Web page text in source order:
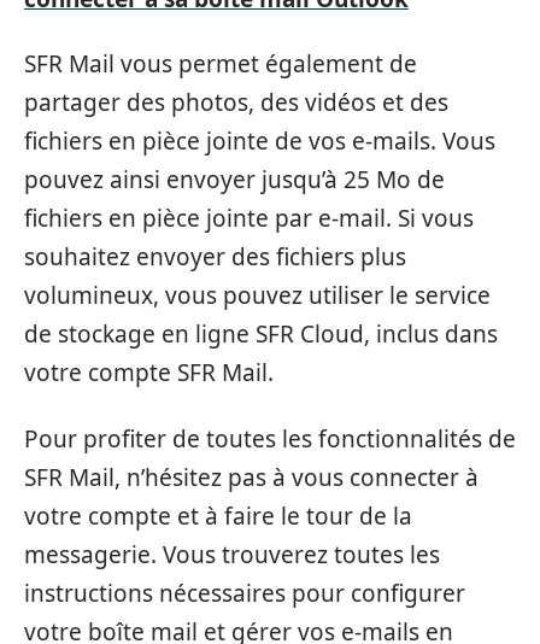
SFR Mail vous permet également de
partager des photos, des vidéos et des
fichiers en pièce jointe de vos e-mails. Vous
pouvez ainsi envoyer jusqu’à 25 Mo de
fichiers en pièce jointe par e-mail. Si vous
souhaitez envoyer des fichiers plus
volumineux, vous pouvez utiliser le service
de stockage en ligne SFR Cloud, inclus dans
votre compte SFR Mail.
Pour profiter de toutes les fonctionnalités de
SFR Mail, n’hésitez pas à vous connecter à
votre compte et à faire le tour de la
messagerie. Vous trouverez toutes les
instructions nécessaires pour configurer
votre boîte mail et gérer vos e-mails en